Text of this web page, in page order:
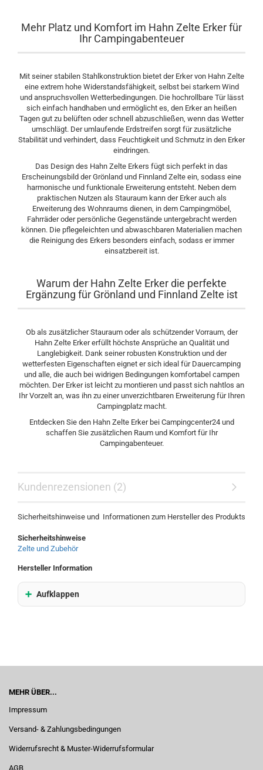
Mehr Platz und Komfort im Hahn Zelte Erker für
Ihr Campingabenteuer
Mit seiner stabilen Stahlkonstruktion bietet der Erker von Hahn Zelte
eine extrem hohe Widerstandsfähigkeit, selbst bei starkem Wind
und anspruchsvollen Wetterbedingungen. Die hochrollbare Tür lässt
sich einfach handhaben und ermöglicht es, den Erker an heißen
Tagen gut zu belüften oder schnell abzuschließen, wenn das Wetter
umschlägt. Der umlaufende Erdstreifen sorgt für zusätzliche
Stabilität und verhindert, dass Feuchtigkeit und Schmutz in den Erker
eindringen.
Das Design des Hahn Zelte Erkers fügt sich perfekt in das
Erscheinungsbild der Grönland und Finnland Zelte ein, sodass eine
harmonische und funktionale Erweiterung entsteht. Neben dem
praktischen Nutzen als Stauraum kann der Erker auch als
Erweiterung des Wohnraums dienen, in dem Campingmöbel,
Fahrräder oder persönliche Gegenstände untergebracht werden
können. Die pflegeleichten und abwaschbaren Materialien machen
die Reinigung des Erkers besonders einfach, sodass er immer
einsatzbereit ist.
Warum der Hahn Zelte Erker die perfekte
Ergänzung für Grönland und Finnland Zelte ist
Ob als zusätzlicher Stauraum oder als schützender Vorraum, der
Hahn Zelte Erker erfüllt höchste Ansprüche an Qualität und
Langlebigkeit. Dank seiner robusten Konstruktion und der
wetterfesten Eigenschaften eignet er sich ideal für Dauercamping
und alle, die auch bei widrigen Bedingungen komfortabel campen
möchten. Der Erker ist leicht zu montieren und passt sich nahtlos an
Ihr Vorzelt an, was ihn zu einer unverzichtbaren Erweiterung für Ihren
Campingplatz macht.
Entdecken Sie den Hahn Zelte Erker bei Campingcenter24 und
schaffen Sie zusätzlichen Raum und Komfort für Ihr
Campingabenteuer.
Kundenrezensionen (2)
Sicherheitshinweise und Informationen zum Hersteller des Produkts
Sicherheitshinweise
Zelte und Zubehör
Hersteller Information
Aufklappen
MEHR ÜBER...
Impressum
Versand- & Zahlungsbedingungen
Widerrufsrecht & Muster-Widerrufsformular
AGB